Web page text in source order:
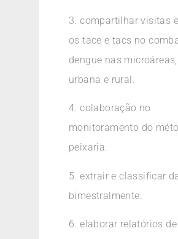
3. compartilhar visitas
os tace e tacs no
dengue nas microáreas,
urbana e rural.
4. colaboração no
monitoramento do
peixaria.
5. extrair e classificar
bimestralmente.
6. elaborar relatórios de